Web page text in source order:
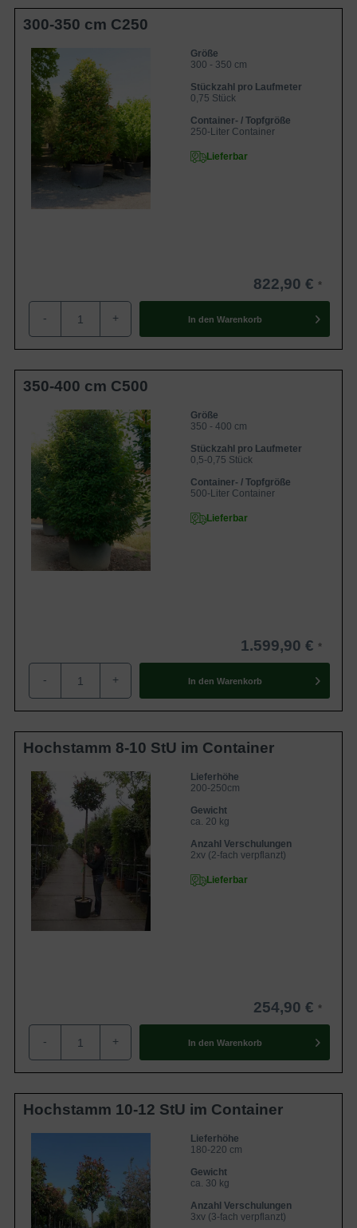
300-350 cm C250
Größe
300 - 350 cm
Stückzahl pro Laufmeter
0,75 Stück
Container- / Topfgröße
250-Liter Container
Lieferbar
822,90 €
- + In den Warenkorb
350-400 cm C500
Größe
350 - 400 cm
Stückzahl pro Laufmeter
0,5-0,75 Stück
Container- / Topfgröße
500-Liter Container
Lieferbar
1.599,90 €
- + In den Warenkorb
Hochstamm 8-10 StU im Container
Lieferhöhe
200-250cm
Gewicht
ca. 20 kg
Anzahl Verschulungen
2xv (2-fach verpflanzt)
Lieferbar
254,90 €
- + In den Warenkorb
Hochstamm 10-12 StU im Container
Lieferhöhe
180-220 cm
Gewicht
ca. 30 kg
Anzahl Verschulungen
3xv (3-fach verpflanzt)